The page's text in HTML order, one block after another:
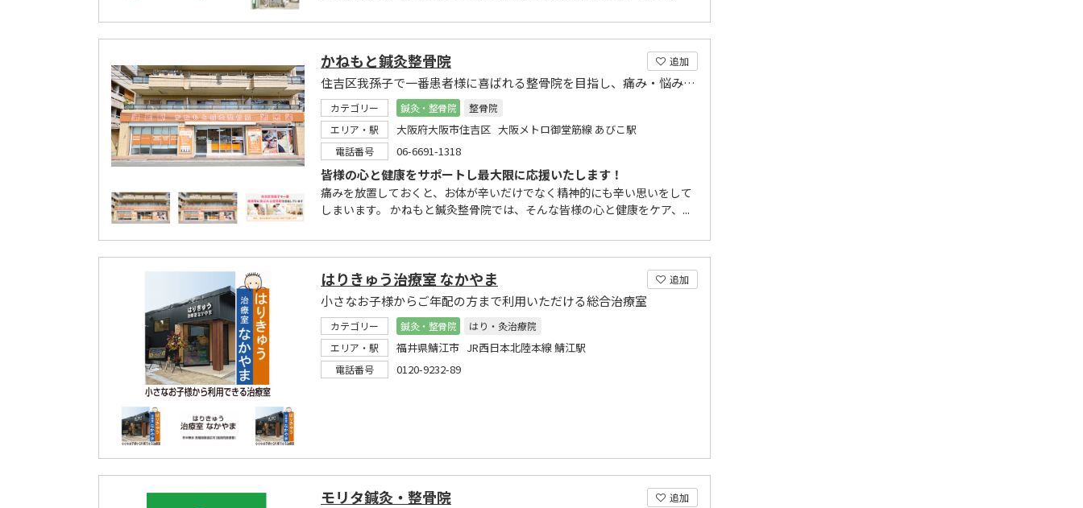
追加
かねもと鍼灸整骨院
住吉区我孫子で一番患者様に喜ばれる整骨院を目指し、痛み・悩みを解決する為に本気で治療します
カテゴリー 鍼灸・整骨院
整骨院
エリア・駅
大阪府大阪市住吉区 大阪メトロ御堂筋線 あびこ駅
電話番号 06-6691-1318
皆様の心と健康をサポートし最大限に応援いたします！
痛みを放置しておくと、お体が辛いだけでなく精神的にも辛い思いをして
しまいます。 かねもと鍼灸整骨院では、そんな皆様の心と健康をケア、...
追加
はりきゅう治療室 なかやま
小さなお子様からご年配の方まで利用いただける総合治療室
カテゴリー 鍼灸・整骨院
はり・灸治療院
エリア・駅
福井県鯖江市 JR西日本北陸本線 鯖江駅
電話番号 0120-9232-89
追加
モリタ鍼灸・整骨院